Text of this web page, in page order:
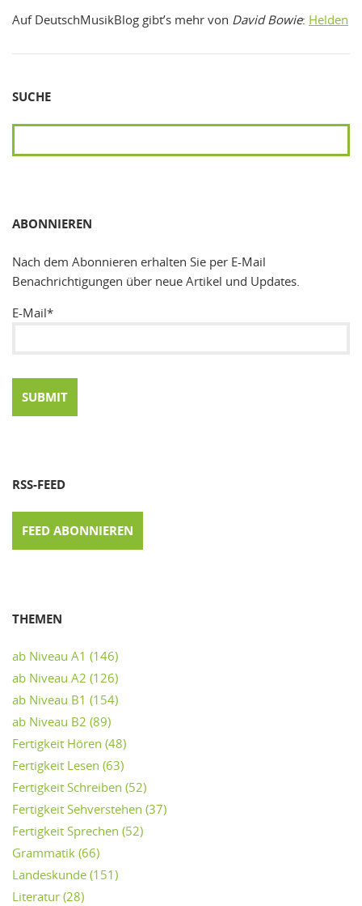
Auf DeutschMusikBlog gibt’s mehr von David Bowie: Helden
SUCHE
ABONNIEREN
Nach dem Abonnieren erhalten Sie per E-Mail
Benachrichtigungen über neue Artikel und Updates.
E-Mail*
RSS-FEED
FEED ABONNIEREN
THEMEN
ab Niveau A1 (146)
ab Niveau A2 (126)
ab Niveau B1 (154)
ab Niveau B2 (89)
Fertigkeit Hören (48)
Fertigkeit Lesen (63)
Fertigkeit Schreiben (52)
Fertigkeit Sehverstehen (37)
Fertigkeit Sprechen (52)
Grammatik (66)
Landeskunde (151)
Literatur (28)